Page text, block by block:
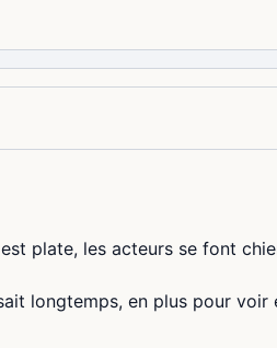
plate, les acteurs se font
longtemps, en plus pour voir